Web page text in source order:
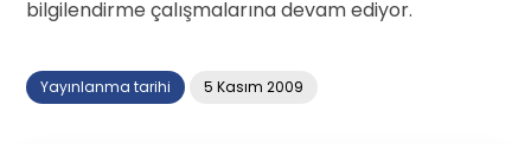
bilgilendirme çalışmalarına devam ediyor.
Yayınlanma tarihi 5 Kasım 2009